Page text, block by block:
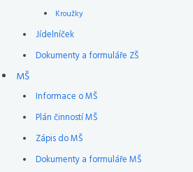
Kroužky
Jídelníček
Dokumenty a formuláře ZŠ
MŠ
Informace o MŠ
Plán činností MŠ
Zápis do MŠ
Dokumenty a formuláře MŠ